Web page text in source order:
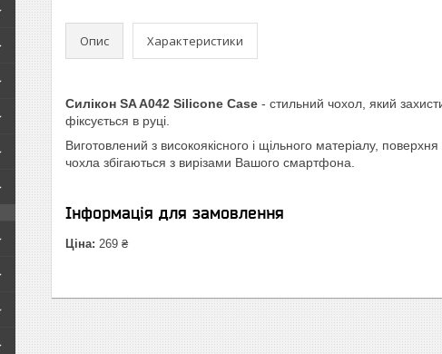
Опис Характеристики
Силікон SA A042 Silicone Case - стильний чохол, який
фіксується в руці.
Виготовлений з високоякісного і щільного матеріалу,
чохла збігаються з вирізами Вашого смартфона.
Інформація для замовлення
Ціна: 269 ₴